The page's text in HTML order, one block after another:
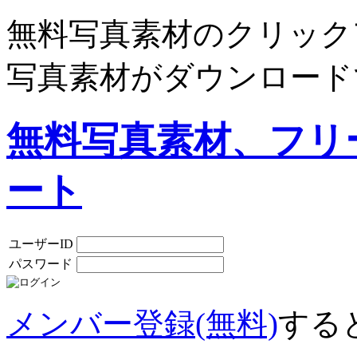
無料写真素材のクリッ
写真素材がダウンロー
無料写真素材、フ
ート
ユーザーID
パスワード
メンバー登録(無料)する